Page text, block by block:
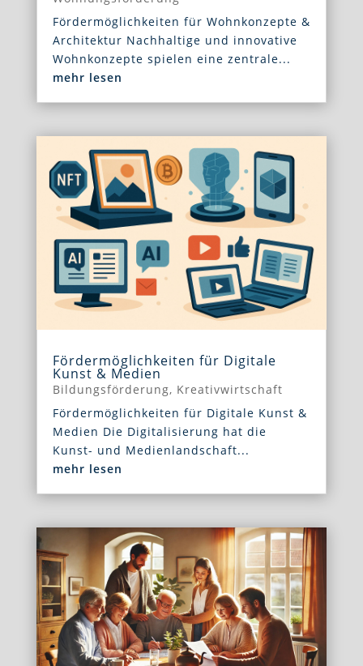
Fördermöglichkeiten für Wohnkonzepte &
Architektur Nachhaltige und innovative
Wohnkonzepte spielen eine zentrale...
mehr lesen
Fördermöglichkeiten für Digitale
Kunst & Medien
Bildungsförderung, Kreativwirtschaft
Fördermöglichkeiten für Digitale Kunst &
Medien Die Digitalisierung hat die
Kunst- und Medienlandschaft...
mehr lesen